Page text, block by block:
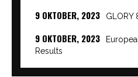
9 OKTOBER, 2023 GLORY
9 OKTOBER, 2023
Results